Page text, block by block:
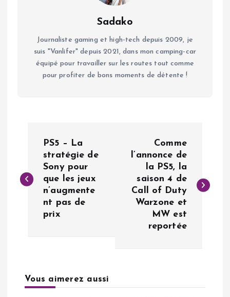
Sadako
Journaliste gaming et high-tech depuis 2009, je
suis "Vanlifer" depuis 2021, dans mon camping-car
équipé pour travailler sur les routes tout comme
pour profiter de bons moments de détente !
v
t
PS5 – La
stratégie de
Sony pour
que les jeux
n’augmente
nt pas de
prix
Comme
l’annonce de
la PS5, la
saison 4 de
Call of Duty
Warzone et
MW est
reportée
Vous aimerez aussi